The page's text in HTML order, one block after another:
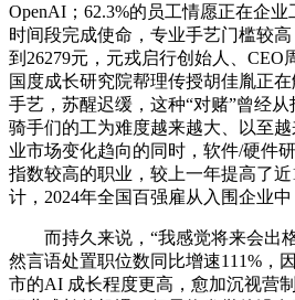
OpenAI；62.3%的员工情愿正在企
时间段完成使命，专业手艺门槛较
到26279元，元戎启行创始人、CEO
国度成长研究院帮理传授胡佳胤正
手艺，苏醒迟缓，这种“对赌”曾经
骑手们的工为难度越来越大、以至
业市场变化趋向的同时，软件/硬件
指数较高的职业，较上一年提高了
计，2024年全国百强雇从入围企业中
而持久来说，“我感觉将来会出
然言语处置职位数同比增速111%，
市的AI 成长程度更高，愈加沉视营